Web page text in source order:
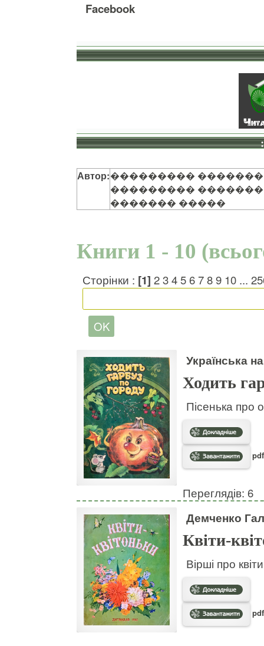
Facebook
Автор:���������
���������
������� �����
Книги 1 - 10
Сторінки : [1] 23456789 10 ...
Українська
Ходить
Пісенька про
Переглядів: 6
Демченко
Квіти-
Вірші про